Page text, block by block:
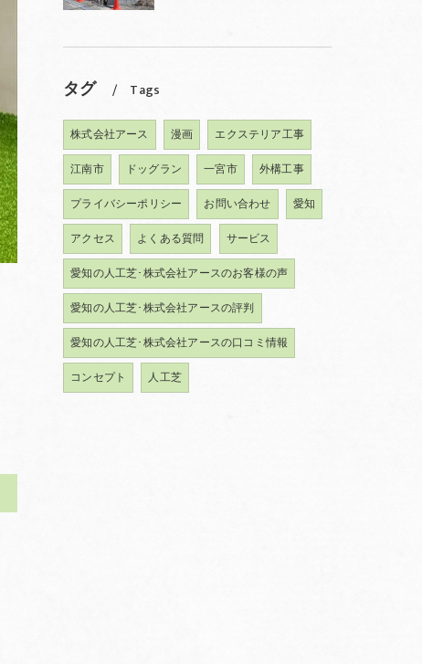
タグ Tags
株式会社アース 漫画
エクステリア工事
江南市
ドッグラン 一宮市
外構工事
プライバシーポリシー
お問い合わせ
愛知
アクセス
よくある質問
サービス
愛知の人工芝･株式会社アースのお客様の声
愛知の人工芝･株式会社アースの評判
愛知の人工芝･株式会社アースの口コミ情報
コンセプト
人工芝